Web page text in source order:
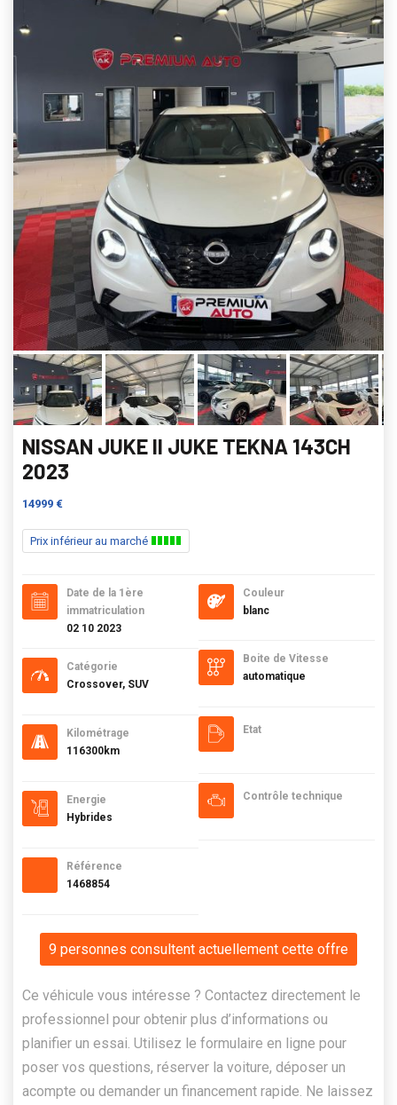
NISSAN JUKE II JUKE TEKNA 143CH
2023
14999 €
Prix inférieur au marché
Date de la 1ère
immatriculation
02 10 2023
Catégorie
Crossover, SUV
Kilométrage
116300km
Energie
Hybrides
Référence
1468854
Couleur
blanc
Boite de Vitesse
automatique
Etat
Contrôle technique
9 personnes consultent actuellement cette offre
Ce véhicule vous intéresse ? Contactez directement le
professionnel pour obtenir plus d’informations ou
planifier un essai. Utilisez le formulaire en ligne pour
poser vos questions, réserver la voiture, déposer un
acompte ou demander un financement rapide. Ne laissez